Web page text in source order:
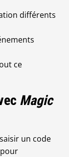
différents
ce
Magic
un code